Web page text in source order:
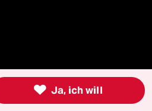
 Ja, ich will